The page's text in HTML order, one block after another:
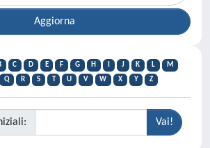
C D E F G H J K L
M
Q R S T U V W X Y Z